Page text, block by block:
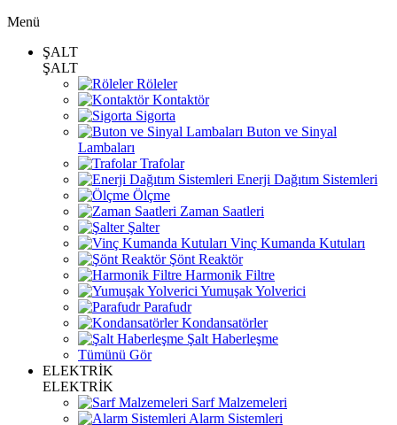
Menü
ŞALT
ŞALT
Röleler
Kontaktör
Sigorta
Buton ve Sinyal
Lambaları
Trafolar
Enerji Dağıtım Sistemleri
Ölçme
Zaman Saatleri
Şalter
Vinç Kumanda Kutuları
Şönt Reaktör
Harmonik Filtre
Yumuşak Yolverici
Parafudr
Kondansatörler
Şalt Haberleşme
Tümünü Gör
ELEKTRİK
ELEKTRİK
Sarf Malzemeleri
Alarm Sistemleri